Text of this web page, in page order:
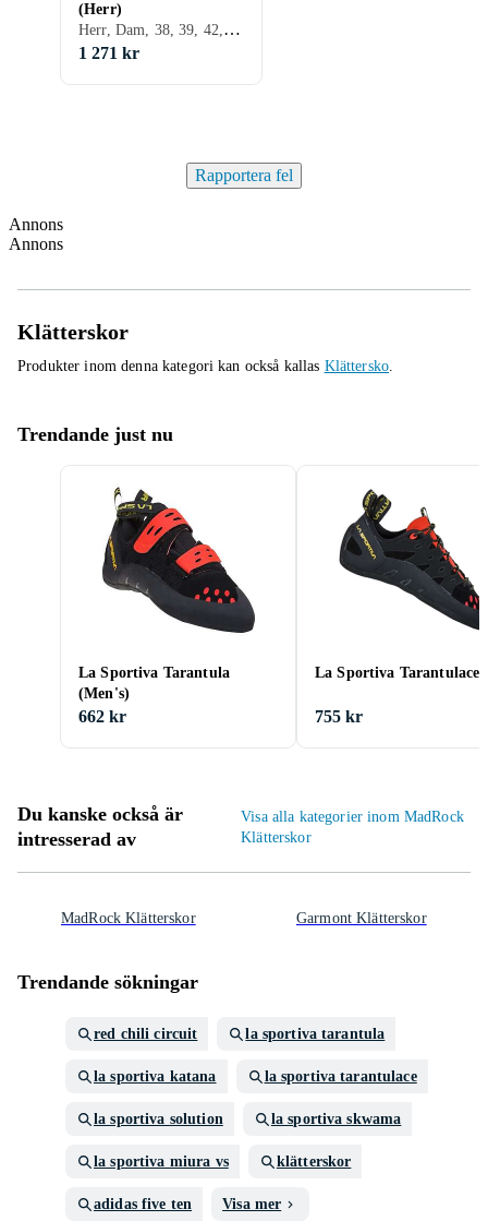
(Herr)
Herr, Dam, 38, 39, 42, 43, 44, 46, 42.5, 44.5, 47, 41.5, 39.5, 37.5, Svart, Grå, Grön, Khaki
1 271 kr
Rapportera fel
Annons
Annons
Klätterskor
Produkter inom denna kategori kan också kallas Klättersko.
Trendande just nu
La Sportiva Tarantula
(Men's)
662 kr
La Sportiva Tarantulace
755 kr
Du kanske också är
intresserad av
Visa alla kategorier inom MadRock
Klätterskor
MadRock Klätterskor Garmont Klätterskor
Trendande sökningar
red chili circuit la sportiva tarantula
la sportiva katana la sportiva tarantulace
la sportiva solution la sportiva skwama
la sportiva miura vs klätterskor
adidas five ten Visa mer